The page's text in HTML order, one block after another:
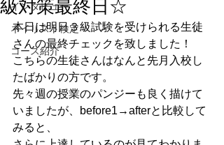
インタビュー
ネイリスト検定
コース紹介
級対策最終日☆
本日は明日３級試験を受けられる生徒
さんの最終チェックを致しました！
こちらの生徒さんはなんと先月入校し
たばかりの方です。
先々週の授業のパンジーも良く描けて
いましたが、before1→afterと比較して
みると、